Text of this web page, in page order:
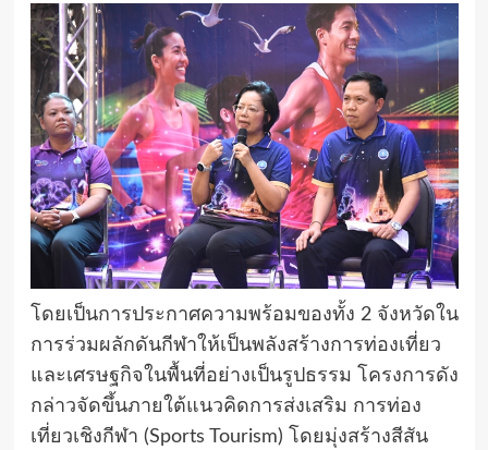
โดยเป็นการประกาศความพร้อมของทั้ง 2 จังหวัดใน
การร่วมผลักดันกีฬาให้เป็นพลังสร้างการท่องเที่ยว
และเศรษฐกิจในพื้นที่อย่างเป็นรูปธรรม โครงการดัง
กล่าวจัดขึ้นภายใต้แนวคิดการส่งเสริม การท่อง
เที่ยวเชิงกีฬา (Sports Tourism) โดยมุ่งสร้างสีสัน